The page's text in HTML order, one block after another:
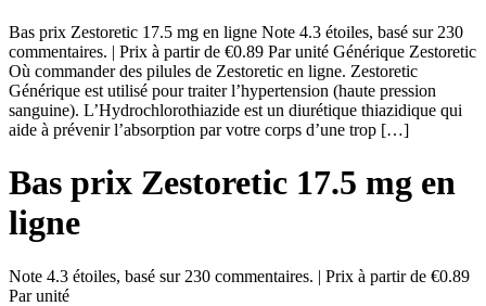
Bas prix Zestoretic 17.5 mg en ligne Note 4.3 étoiles, basé sur 230
commentaires. | Prix à partir de €0.89 Par unité Générique Zestoretic
Où commander des pilules de Zestoretic en ligne. Zestoretic
Générique est utilisé pour traiter l’hypertension (haute pression
sanguine). L’Hydrochlorothiazide est un diurétique thiazidique qui
aide à prévenir l’absorption par votre corps d’une trop […]
Bas prix Zestoretic 17.5 mg en
ligne
Note 4.3 étoiles, basé sur 230 commentaires. | Prix à partir de €0.89
Par unité